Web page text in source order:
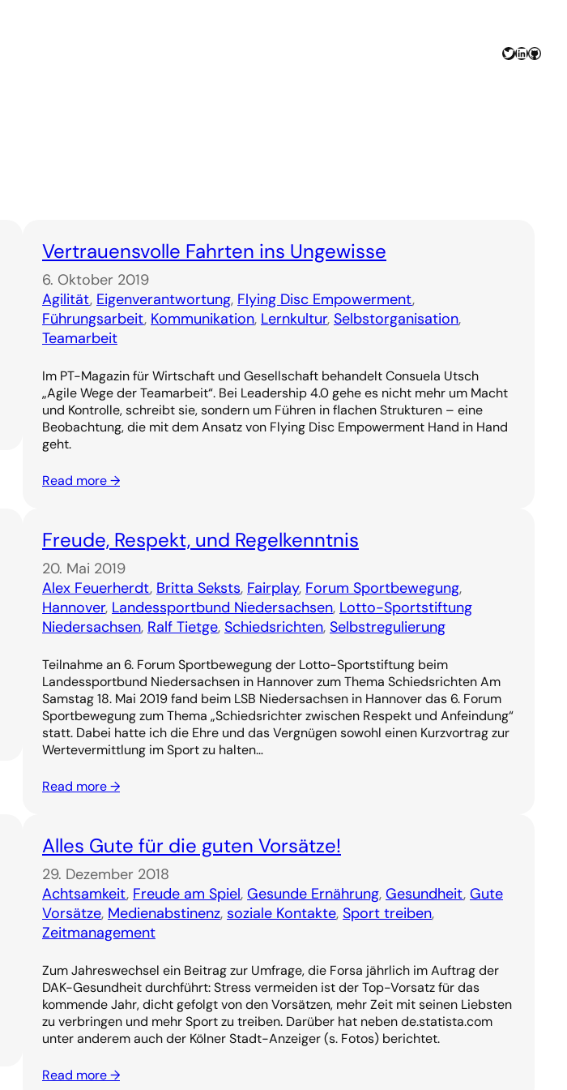
Twitter
LinkedIn
Vertrauensvolle Fahrten ins Ungewisse
6. Oktober 2019
Agilität, Eigenverantwortung, Flying Disc Empowerment
Führungsarbeit, Kommunikation, Lernkultur, Selbstorganisation
Teamarbeit
Im PT-Magazin für Wirtschaft und Gesellschaft behandelt Consuela Utsch
„Agile Wege der Teamarbeit“. Bei Leadership 4.0 gehe es nicht mehr um Macht
und Kontrolle, schreibt sie, sondern um Führen in flachen Strukturen – eine
Beobachtung, die mit dem Ansatz von Flying Disc Empowerment Hand in Hand
geht.
Read more →
Freude, Respekt, und Regelkenntnis
20. Mai 2019
Alex Feuerherdt, Britta Seksts, Fairplay, Forum Sportbewegung
Hannover, Landessportbund Niedersachsen, Lotto-Sportstiftung
Niedersachsen, Ralf Tietge, Schiedsrichten, Selbstregulierung
Teilnahme an 6. Forum Sportbewegung der Lotto-Sportstiftung beim
Landessportbund Niedersachsen in Hannover zum Thema Schiedsrichten Am
Samstag 18. Mai 2019 fand beim LSB Niedersachsen in Hannover das 6. Forum
Sportbewegung zum Thema „Schiedsrichter zwischen Respekt und Anfeindung“
statt. Dabei hatte ich die Ehre und das Vergnügen sowohl einen Kurzvortrag zur
Wertevermittlung im Sport zu halten…
Read more →
Alles Gute für die guten Vorsätze!
29. Dezember 2018
Achtsamkeit, Freude am Spiel, Gesunde Ernährung, Gesundheit, Gute
Vorsätze, Medienabstinenz, soziale Kontakte, Sport treiben
Zeitmanagement
Zum Jahreswechsel ein Beitrag zur Umfrage, die Forsa jährlich im Auftrag der
DAK-Gesundheit durchführt: Stress vermeiden ist der Top-Vorsatz für das
kommende Jahr, dicht gefolgt von den Vorsätzen, mehr Zeit mit seinen Liebsten
zu verbringen und mehr Sport zu treiben. Darüber hat neben de.statista.com
unter anderem auch der Kölner Stadt-Anzeiger (s. Fotos) berichtet.
Read more →